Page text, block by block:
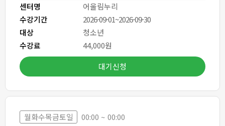
센터명
어울림누리
수강기간
2026-09-01~2026-09-30
대상
청소년
수강료
44,000원
대기신청
월화수목금토일 00:00 ~ 00:00